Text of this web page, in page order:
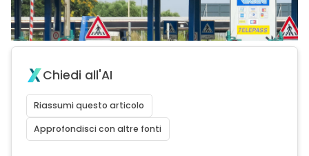
Chiedi all'AI
Riassumi questo articolo
Approfondisci con altre fonti